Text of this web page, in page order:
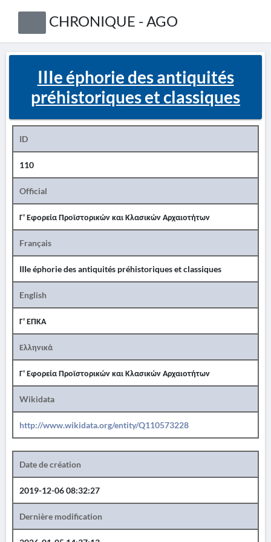
CHRONIQUE - AGO
IIIe éphorie des antiquités
préhistoriques et classiques
ID
110
Official
Γ' Εφορεία Προϊστορικών και Κλασικών Αρχαιοτήτων
Français
IIIe éphorie des antiquités préhistoriques et classiques
English
Γ' ΕΠΚΑ
Ελληνικά
Γ' Εφορεία Προϊστορικών και Κλασικών Αρχαιοτήτων
Wikidata
http://www.wikidata.org/entity/Q110573228
Date de création
2019-12-06 08:32:27
Dernière modification